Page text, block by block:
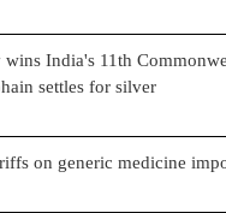
India's 11th
settles for silver
on generic medicine